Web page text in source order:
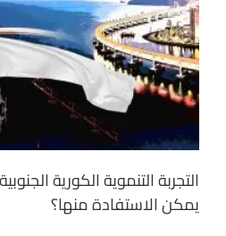
التجربة التنموية الكورية
يمكن الاستفادة منها؟